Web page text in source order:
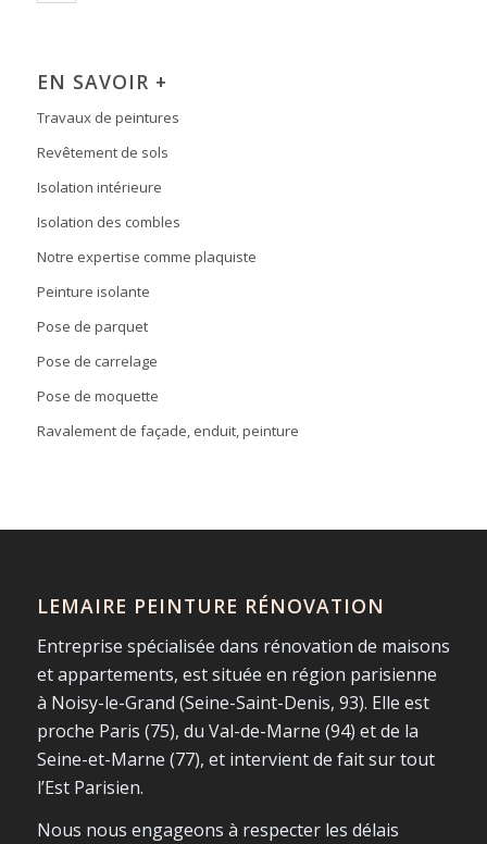
EN SAVOIR +
Travaux de peintures
Revêtement de sols
Isolation intérieure
Isolation des combles
Notre expertise comme plaquiste
Peinture isolante
Pose de parquet
Pose de carrelage
Pose de moquette
Ravalement de façade, enduit, peinture
LEMAIRE PEINTURE RÉNOVATION
Entreprise spécialisée dans rénovation de maisons
et appartements, est située en région parisienne
à Noisy-le-Grand (Seine-Saint-Denis, 93). Elle est
proche Paris (75), du Val-de-Marne (94) et de la
Seine-et-Marne (77), et intervient de fait sur tout
l’Est Parisien.
Nous nous engageons à respecter les délais